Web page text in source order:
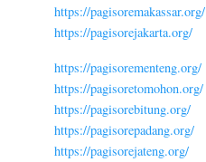
https://pagisoremakassar.org/
https://pagisorejakarta.org/
https://pagisorementeng.org/
https://pagisoretomohon.org/
https://pagisorebitung.org/
https://pagisorepadang.org/
https://pagisorejateng.org/